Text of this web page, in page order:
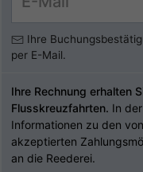
Ihre
per E-Mail.
Ihre Rechnung erhalten
Flusskreuzfahrten. In
Informationen zu den
akzeptierten
an die Reederei.